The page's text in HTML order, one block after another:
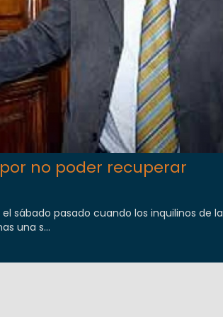
no poder recuperar
sábado pasado cuando los inquilinos de
una s...